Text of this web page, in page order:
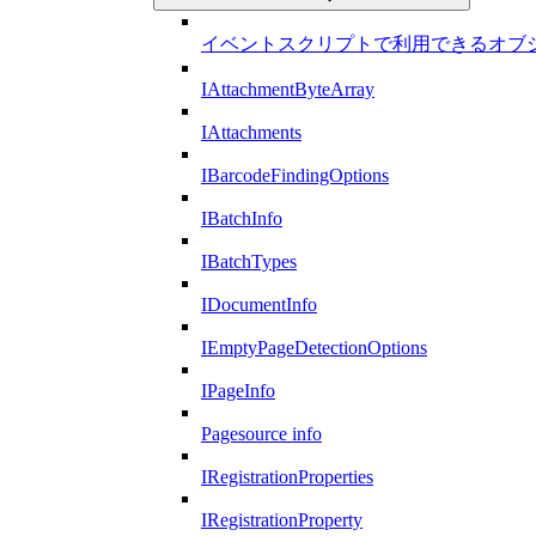
イベントスクリプトで利用できるオブ
IAttachmentByteArray
IAttachments
IBarcodeFindingOptions
IBatchInfo
IBatchTypes
IDocumentInfo
IEmptyPageDetectionOptions
IPageInfo
Pagesource info
IRegistrationProperties
IRegistrationProperty